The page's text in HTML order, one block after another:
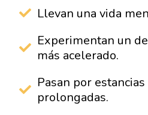
Llevan una vida
Experimentan un
más acelerado.
Pasan por
prolongadas.